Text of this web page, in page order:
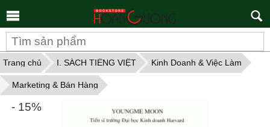
kiếm
Trang chủ I. SÁCH TIẾNG VIỆT Kinh Doanh & Việc Làm
Marketing & Bán Hàng
- 15%